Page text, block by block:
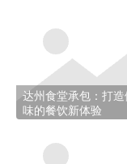
达州食堂承包：打
味的餐饮新体验